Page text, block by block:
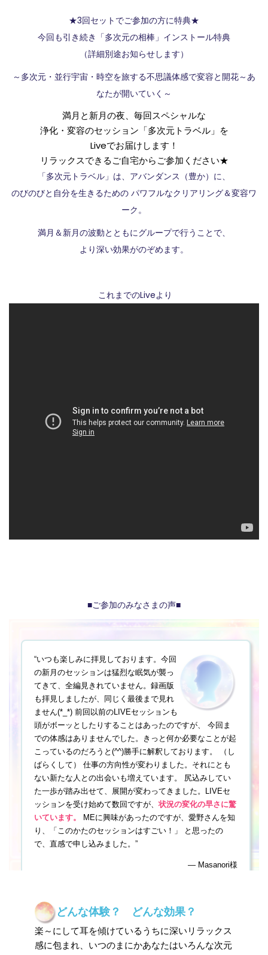
★3回セットでご参加の方に特典★
今回も引き続き「多次元の相棒」インストール特典
（詳細別途お知らせします）
～多次元・並行宇宙・時空を旅する不思議体感で変容と開花～あ
なたが開いていく～
満月と新月の夜、毎回スペシャルな
浄化・変容のセッション「多次元トラベル」を
Liveでお届けします！
リラックスできるご自宅からご参加ください★
「多次元トラベル」は、アバンダンス（豊か）に、
のびのびと自分を生きるための パワフルなクリアリング＆変容ワ
ーク。
満月＆新月の波動とともにグループで行うことで、
より深い効果がのぞめます。
これまでのLiveより
■ご参加のみなさまの声■
どんな体験？ どんな効果？
楽～にして耳を傾けているうちに深いリラックス
感に包まれ、いつのまにかあなたはいろんな次元